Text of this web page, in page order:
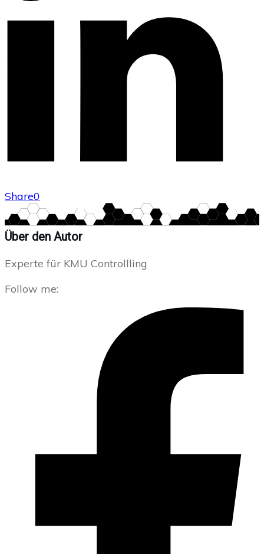
Share0
Über den Autor
Experte für KMU Controllling
Follow me: